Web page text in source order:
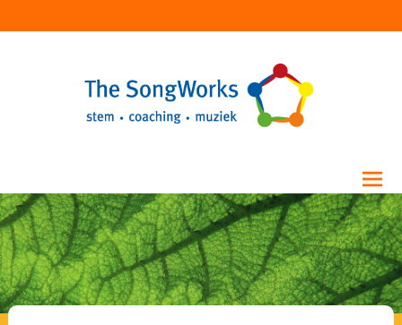
de
inhoud